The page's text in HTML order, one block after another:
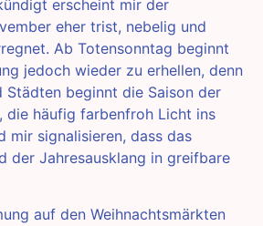
erscheint mir der
eher trist, nebelig und
Ab Totensonntag beginnt
jedoch wieder zu erhellen, denn
Städten beginnt die Saison der
die häufig farbenfroh Licht ins
mir signalisieren, dass das
der Jahresausklang in greifbare
auf den Weihnachtsmärkten